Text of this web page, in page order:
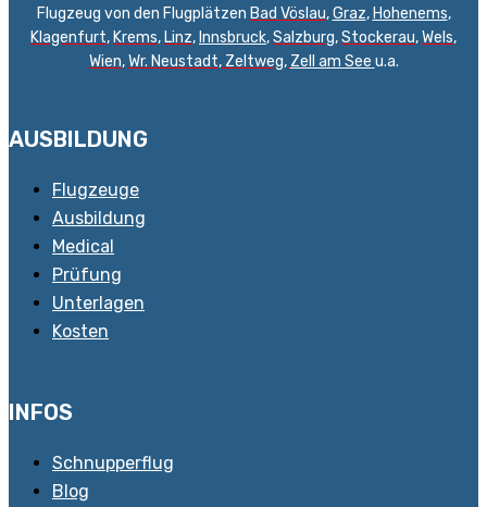
Flugzeug von den Flugplätzen Bad Vöslau,Graz, Hohenems,
Klagenfurt, Krems, Linz, Innsbruck,Salzburg,Stockerau,Wels,
Wien,Wr. Neustadt, Zeltweg, Zell am See u.a.
AUSBILDUNG
Flugzeuge
Ausbildung
Medical
Prüfung
Unterlagen
Kosten
INFOS
Schnupperflug
Blog